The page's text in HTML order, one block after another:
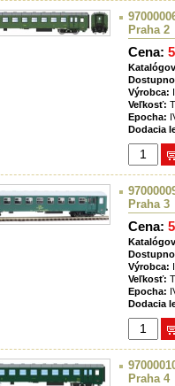
Praha 2
Cena:
Výrobca:
Veľkosť:
Epocha:
Dodacia
Praha 3
Cena:
Výrobca:
Veľkosť:
Epocha:
Dodacia
Praha 4